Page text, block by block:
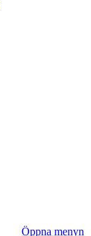
Öppna menyn